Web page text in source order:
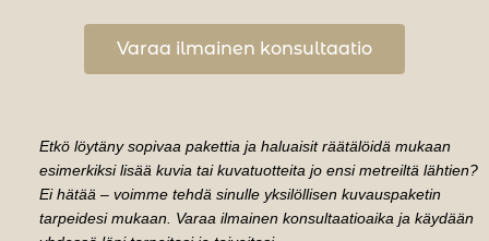
Varaa ilmainen konsultaatio
Etkö löytäny sopivaa pakettia ja haluaisit räätälöidä mukaan
esimerkiksi lisää kuvia tai kuvatuotteita jo ensi metreiltä lähtien?
Ei hätää – voimme tehdä sinulle yksilöllisen kuvauspaketin
tarpeidesi mukaan. Varaa ilmainen konsultaatioaika ja käydään